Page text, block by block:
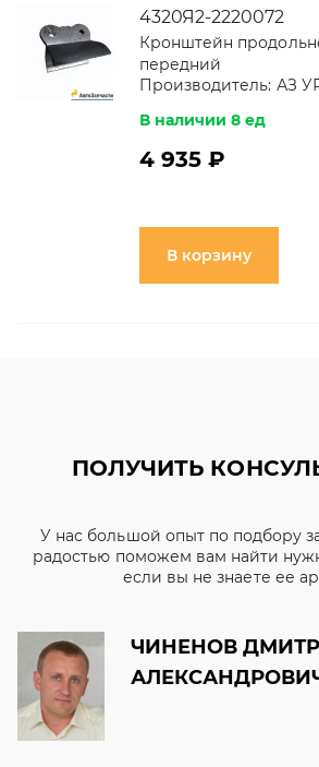
4320Я2-2220072
Кронштейн
передний
Производитель: АЗ
В наличии 8 ед
4 935 ₽
В корзину
ПОЛУЧИТЬ
У нас большой опыт по подбору
радостью поможем вам найти
если вы не знаете ее
ЧИНЕНОВ